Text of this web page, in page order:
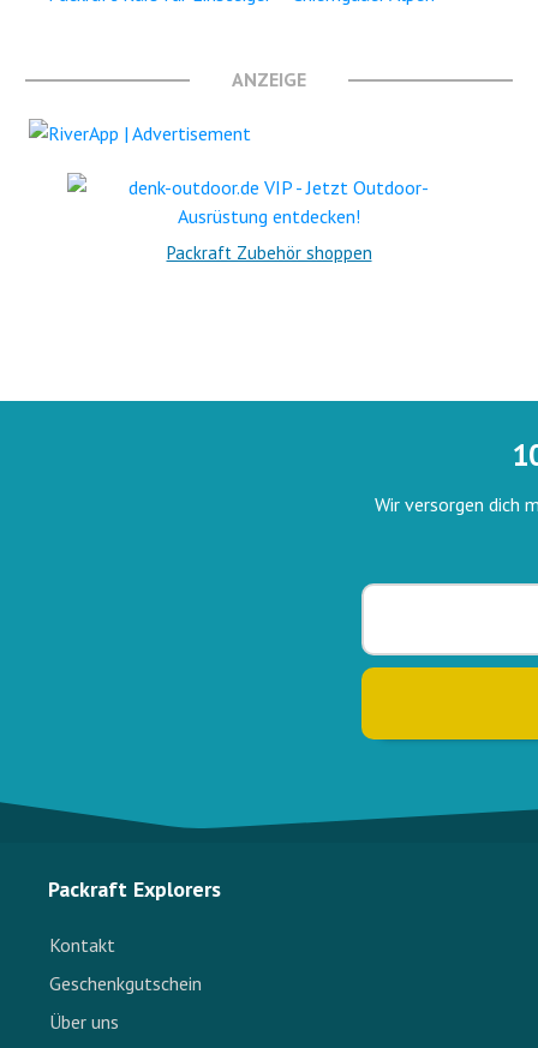
ANZEIGE
Packraft Zubehör shoppen
Wir versorgen dich
Packraft Explorers
Kontakt
Geschenkgutschein
Über uns